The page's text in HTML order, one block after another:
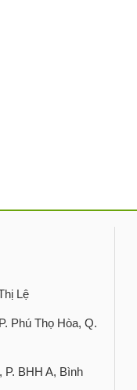
Lệ
Phú Thọ Hòa, Q.
P. BHH A, Bình